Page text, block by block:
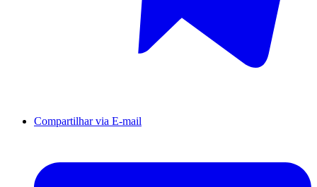
Compartilhar via E-mail